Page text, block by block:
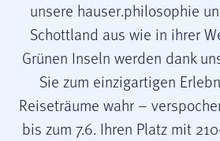
unsere hauser.philosophie
Schottland aus wie in ihrer
Grünen Inseln werden dank
Sie zum einzigartigen
Reiseträume wahr –
bis zum 7.6. Ihren Platz mit